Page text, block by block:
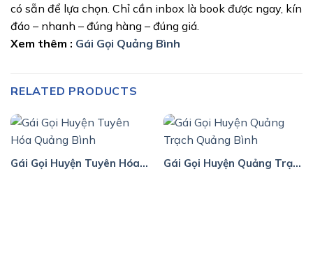
có sẵn để lựa chọn. Chỉ cần inbox là book được ngay, kín
đáo – nhanh – đúng hàng – đúng giá.
Xem thêm : Gái Gọi Quảng Bình
RELATED PRODUCTS
Gái Gọi Huyện Tuyên Hóa Quảng Bình Gái Gọi Huyện Quảng Trạch Quảng Bình